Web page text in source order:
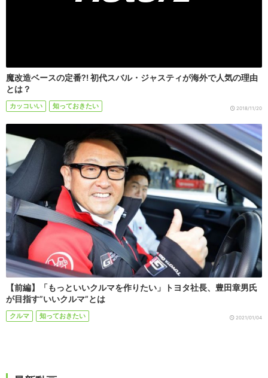
魔改造ベースの定番?! 初代スバル・ジャスティが海外で人気の理由
とは？
カッコいい 知っておきたい 2018/11/20
【前編】「もっといいクルマを作りたい」トヨタ社長、豊田章男氏
が目指す”いいクルマ”とは
クルマ 知っておきたい 2021/01/04